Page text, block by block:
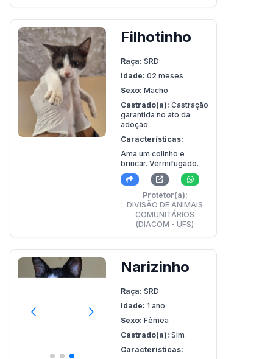
Filhotinho
Raça: SRD
Idade: 02 meses
Sexo: Macho
Castrado(a): Castração
garantida no ato da
adoção
Características:
Ama um colinho e
brincar. Vermifugado.
Protetor(a):
DIVISÃO DE ANIMAIS
COMUNITÁRIOS
(DIACOM - UFS)
Narizinho
Raça: SRD
Idade: 1 ano
Sexo: Fêmea
Castrado(a): Sim
Características: